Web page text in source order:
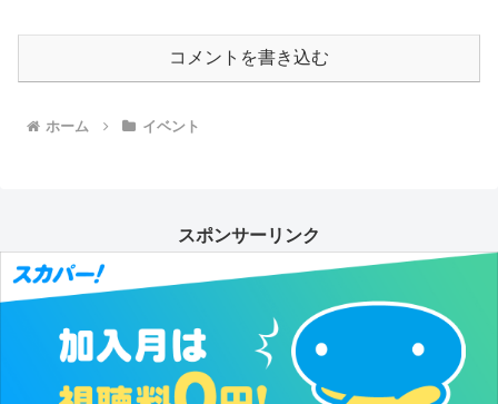
コメントを書き込む
ホーム イベント
スポンサーリンク